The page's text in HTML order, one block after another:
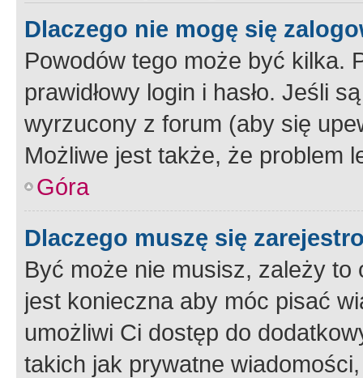
Dlaczego nie mogę się
Powodów tego może być kilka.
prawidłowy login i hasło. Jeśli
wyrzucony z forum (aby się
Możliwe jest także, że problem
Góra
Dlaczego muszę się
Być może nie musisz, zależy
jest konieczna aby móc pisać
umożliwi Ci dostęp do
takich jak prywatne